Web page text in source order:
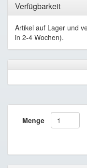
Verfügbarkeit
Artikel auf Lager und
in 2-4 Wochen).
Menge